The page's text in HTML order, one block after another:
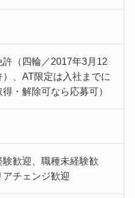
（四輪／2017年3月12
、AT限定は入社までに
・解除可なら応募可）
歓迎、職種未経験歓
チェンジ歓迎